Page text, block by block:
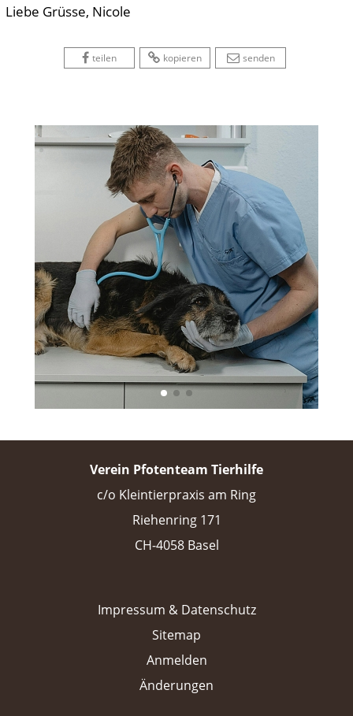
Liebe Grüsse, Nicole
teilen kopieren senden
Verein Pfotenteam Tierhilfe
c/o Kleintierpraxis am Ring
Riehenring 171
CH-4058 Basel
Impressum & Datenschutz
Sitemap
Anmelden
Änderungen